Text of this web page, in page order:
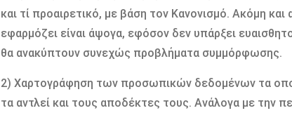
και τί προαιρετικό, με βάση τον Κανονισμό. Ακόμη
εφαρμόζει είναι άψογα, εφόσον δεν υπάρξει
θα ανακύπτουν συνεχώς προβλήματα συμμόρφωσης.
2) Χαρτογράφηση των προσωπικών δεδομένων τα
τα αντλεί και τους αποδέκτες τους. Ανάλογα με την